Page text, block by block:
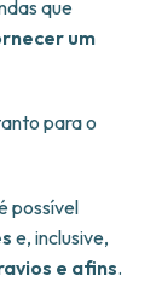
que
um
para o
possível
e, inclusive,
e afins.